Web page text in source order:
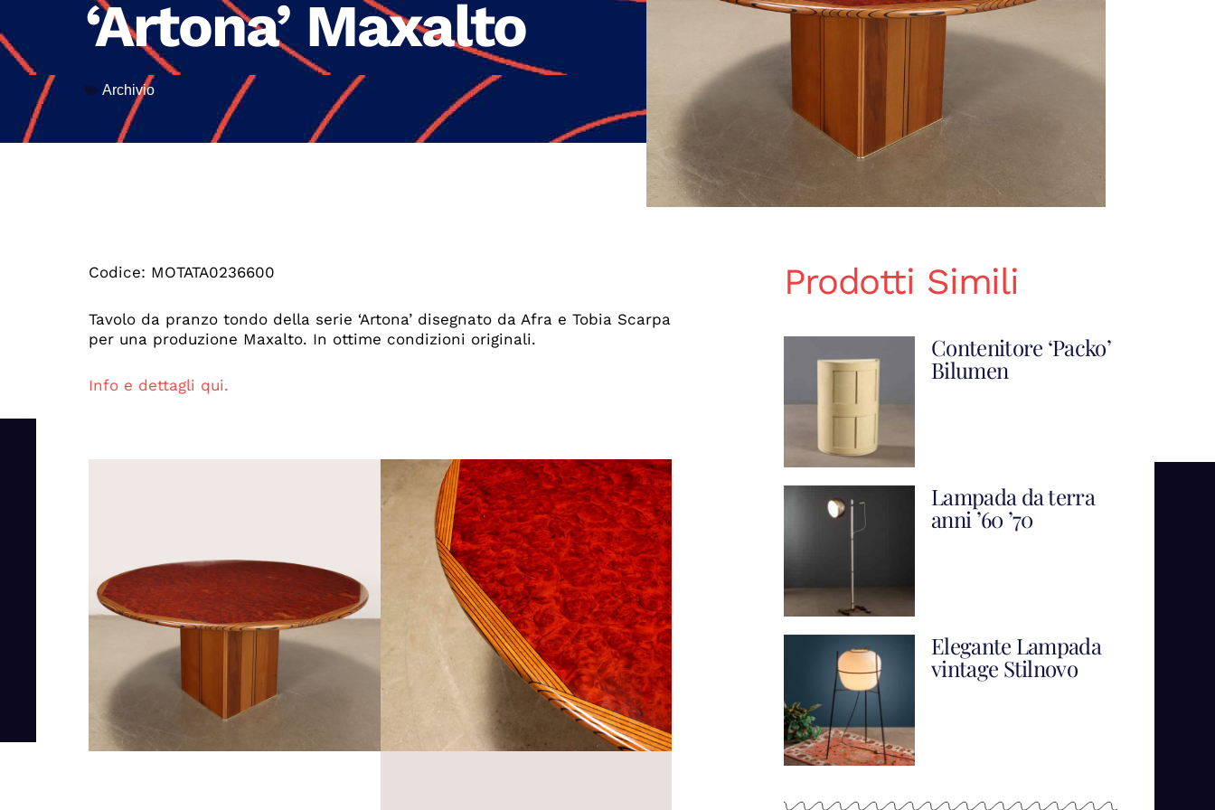
‘Artona’ Maxalto
Archivio
Codice: MOTATA0236600
Tavolo da pranzo tondo della serie ‘Artona’ disegnato da Afra e Tobia Scarpa
per una produzione Maxalto. In ottime condizioni originali.
Info e dettagli qui.
Prodotti Simili
Contenitore ‘Packo’
Bilumen
Lampada da terra
anni ’60 ’70
Elegante Lampada
vintage Stilnovo